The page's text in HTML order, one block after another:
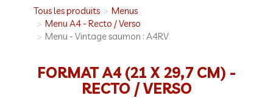
Tous les produits
Menus
Menu A4 - Recto / Verso
Menu - Vintage saumon : A4RV
FORMAT A4 (21 X 29,7 CM) -
RECTO / VERSO